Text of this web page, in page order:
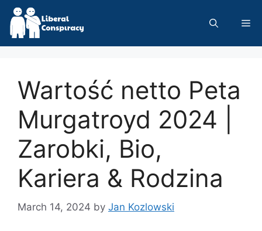
Skip
content
Wartość netto Peta
Murgatroyd 2024 |
Zarobki, Bio,
Kariera & Rodzina
March 14, 2024 by Jan Kozlowski